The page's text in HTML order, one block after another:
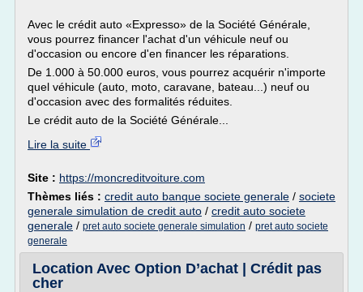
Avec le crédit auto «Expresso» de la Société Générale,
vous pourrez financer l'achat d'un véhicule neuf ou
d'occasion ou encore d'en financer les réparations.
De 1.000 à 50.000 euros, vous pourrez acquérir n'importe
quel véhicule (auto, moto, caravane, bateau...) neuf ou
d'occasion avec des formalités réduites.
Le crédit auto de la Société Générale...
Lire la suite
Site : https://moncreditvoiture.com
Thèmes liés : credit auto banque societe generale / societe
generale simulation de credit auto / credit auto societe
generale / pret auto societe generale simulation / pret auto societe
generale
Location Avec Option D’achat | Crédit pas
cher